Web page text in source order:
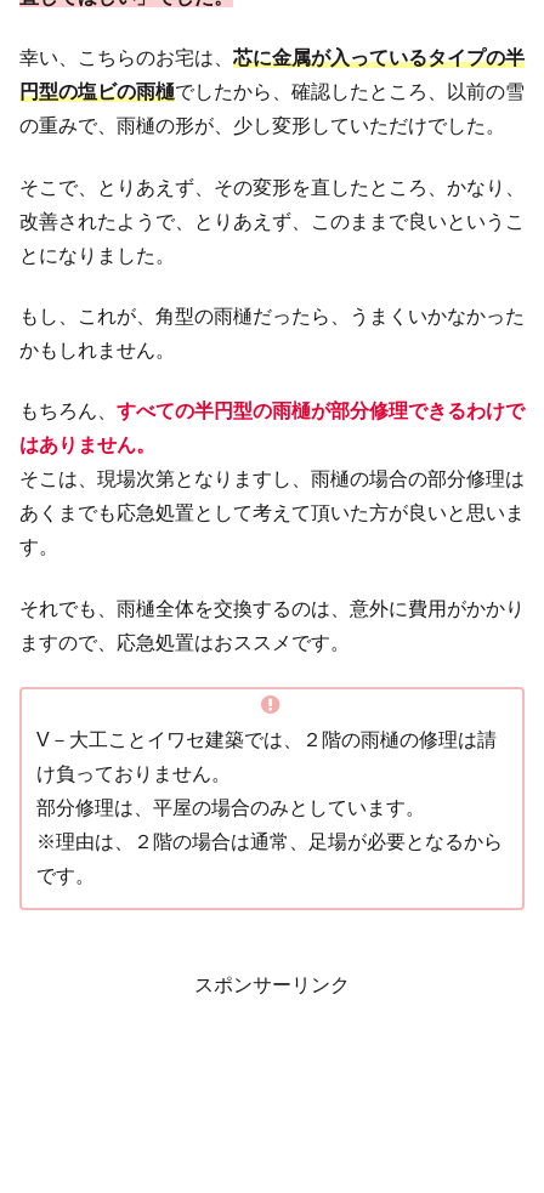
幸い、こちらのお宅は、 芯に金属が入っているタイプの半
円型の塩ビの雨樋でしたから、確認したところ、以前の雪
の重みで、雨樋の形が、少し変形していただけでした。
そこで、とりあえず、その変形を直したところ、かなり、
改善されたようで、とりあえず、このままで良いというこ
とになりました。
もし、これが、角型の雨樋だったら、うまくいかなかった
かもしれません。
もちろん、 すべての半円型の雨樋が部分修理できるわけで
はありません。
そこは、現場次第となりますし、雨樋の場合の部分修理は
あくまでも応急処置として考えて頂いた方が良いと思いま
す。
それでも、雨樋全体を交換するのは、意外に費用がかかり
ますので、応急処置はおススメです。
V－大工ことイワセ建築では、２階の雨樋の修理は請
け負っておりません。
部分修理は、平屋の場合のみとしています。
※理由は、２階の場合は通常、足場が必要となるから
です。
スポンサーリンク